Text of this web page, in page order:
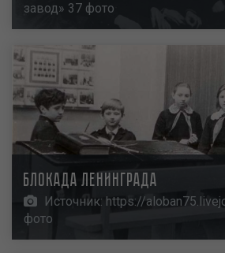
завод» 37 фото
Блокада Ленинграда
Источник: https://
фото